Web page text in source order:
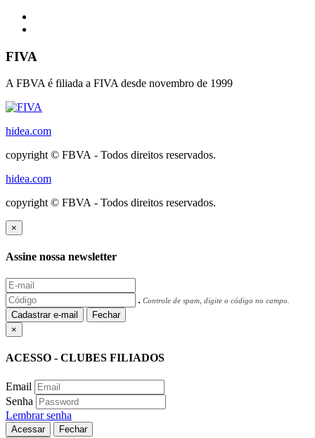
FIVA
A FBVA é filiada a FIVA desde novembro de 1999
hidea.com
copyright © FBVA - Todos direitos reservados.
hidea.com
copyright © FBVA - Todos direitos reservados.
×
Assine nossa newsletter
Controle de spam, digite o código no campo.
Cadastrar e-mail
Fechar
×
ACESSO - CLUBES FILIADOS
Email
Senha
Lembrar senha
Acessar Fechar